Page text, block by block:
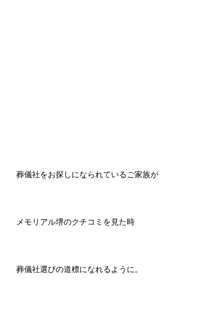
葬儀社をお探しになられているご家族が
メモリアル堺のクチコミを見た時
葬儀社選びの道標になれるように。